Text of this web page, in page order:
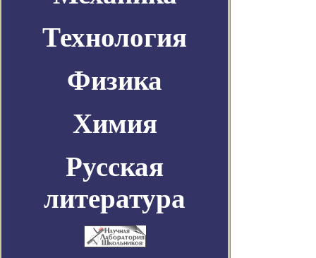
Технология
Физика
Химия
Русская
литература